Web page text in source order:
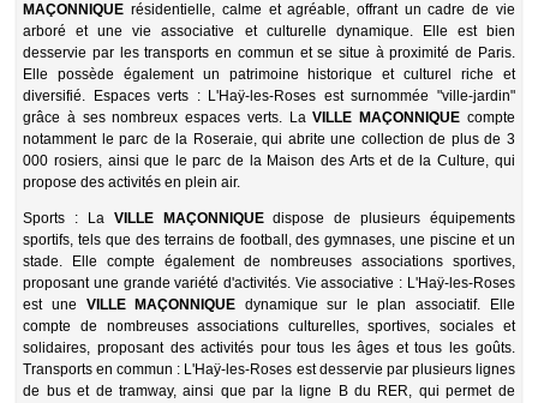
MAÇONNIQUErésidentielle, calme et agréable, offrant un cadre de vie
arboré et une vie associative et culturelle dynamique. Elle est bien
desservie par les transports en commun et se situe à proximité de Paris.
Elle possède également un patrimoine historique et culturel riche et
diversifié. Espaces verts : L'Haÿ-les-Roses est surnommée "ville-jardin"
grâce à ses nombreux espaces verts. LaVILLE MAÇONNIQUE compte
notamment le parc de la Roseraie, qui abrite une collection de plus de 3
000 rosiers, ainsi que le parc de la Maison des Arts et de la Culture, qui
propose des activités en plein air.
Sports : LaVILLE MAÇONNIQUEdispose de plusieurs équipements
sportifs, tels que des terrains de football, des gymnases, une piscine et un
stade. Elle compte également de nombreuses associations sportives,
proposant une grande variété d'activités. Vie associative : L'Haÿ-les-Roses
est une VILLE MAÇONNIQUE dynamique sur le plan associatif. Elle
compte de nombreuses associations culturelles, sportives, sociales et
solidaires, proposant des activités pour tous les âges et tous les goûts.
Transports en commun : L'Haÿ-les-Roses est desservie par plusieurs lignes
de bus et de tramway, ainsi que par la ligne B du RER, qui permet de